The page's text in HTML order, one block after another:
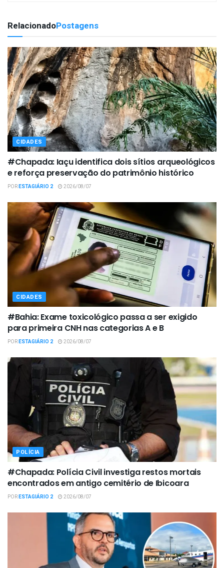
RelacionadoPostagens
CIDADES
#Chapada: Iaçu identifica dois sítios arqueológicos
e reforça preservação do patrimônio histórico
PORESTAGIÁRIO 2 2026/08/07
CIDADES
#Bahia: Exame toxicológico passa a ser exigido
para primeira CNH nas categorias A e B
PORESTAGIÁRIO 2 2026/08/07
POLÍCIA
#Chapada: Polícia Civil investiga restos mortais
encontrados em antigo cemitério de Ibicoara
PORESTAGIÁRIO 2 2026/08/07